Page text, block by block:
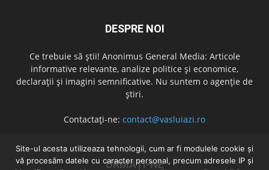
DESPRE NOI
Ce trebuie să știi! Anonimus General Media: Articole
informative relevante, analize politice și economice,
declarații și imagini semnificative. Nu suntem o agenție de
știri.
Contactați-ne: contact@vasluiazi.ro
URMAȚI-NE
Site-ul acesta utilizeaza tehnologii, cum ar fi modulele cookie și
vă procesăm datele cu caracter personal, precum adresele IP și